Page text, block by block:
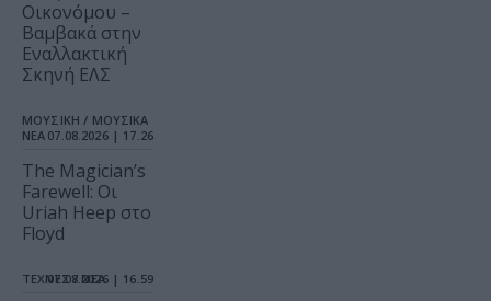
Οικονόμου –
Βαμβακά στην
Εναλλακτική
Σκηνή ΕΛΣ
ΜΟΥΣΙΚΗ / ΜΟΥΣΙΚΑ
ΝΕΑ 07.08.2026 | 17.26
The Magician’s
Farewell: Οι
Uriah Heep στο
Floyd
ΤΕΧΝΕΣ / ΝΕΑ
07.08.2026 | 16.59